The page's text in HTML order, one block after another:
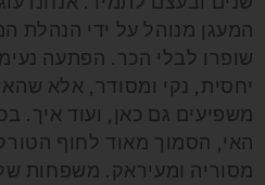
המעגן מנוהל על ידי הנהלת
שופרו לבלי הכר. הפתעה
יחסית, נקי ומסודר, אלא
משפיעים גם כאן, ועוד איך.
האי, הסמוך מאוד לחוף
מסוריה ומעיראק. משפחות